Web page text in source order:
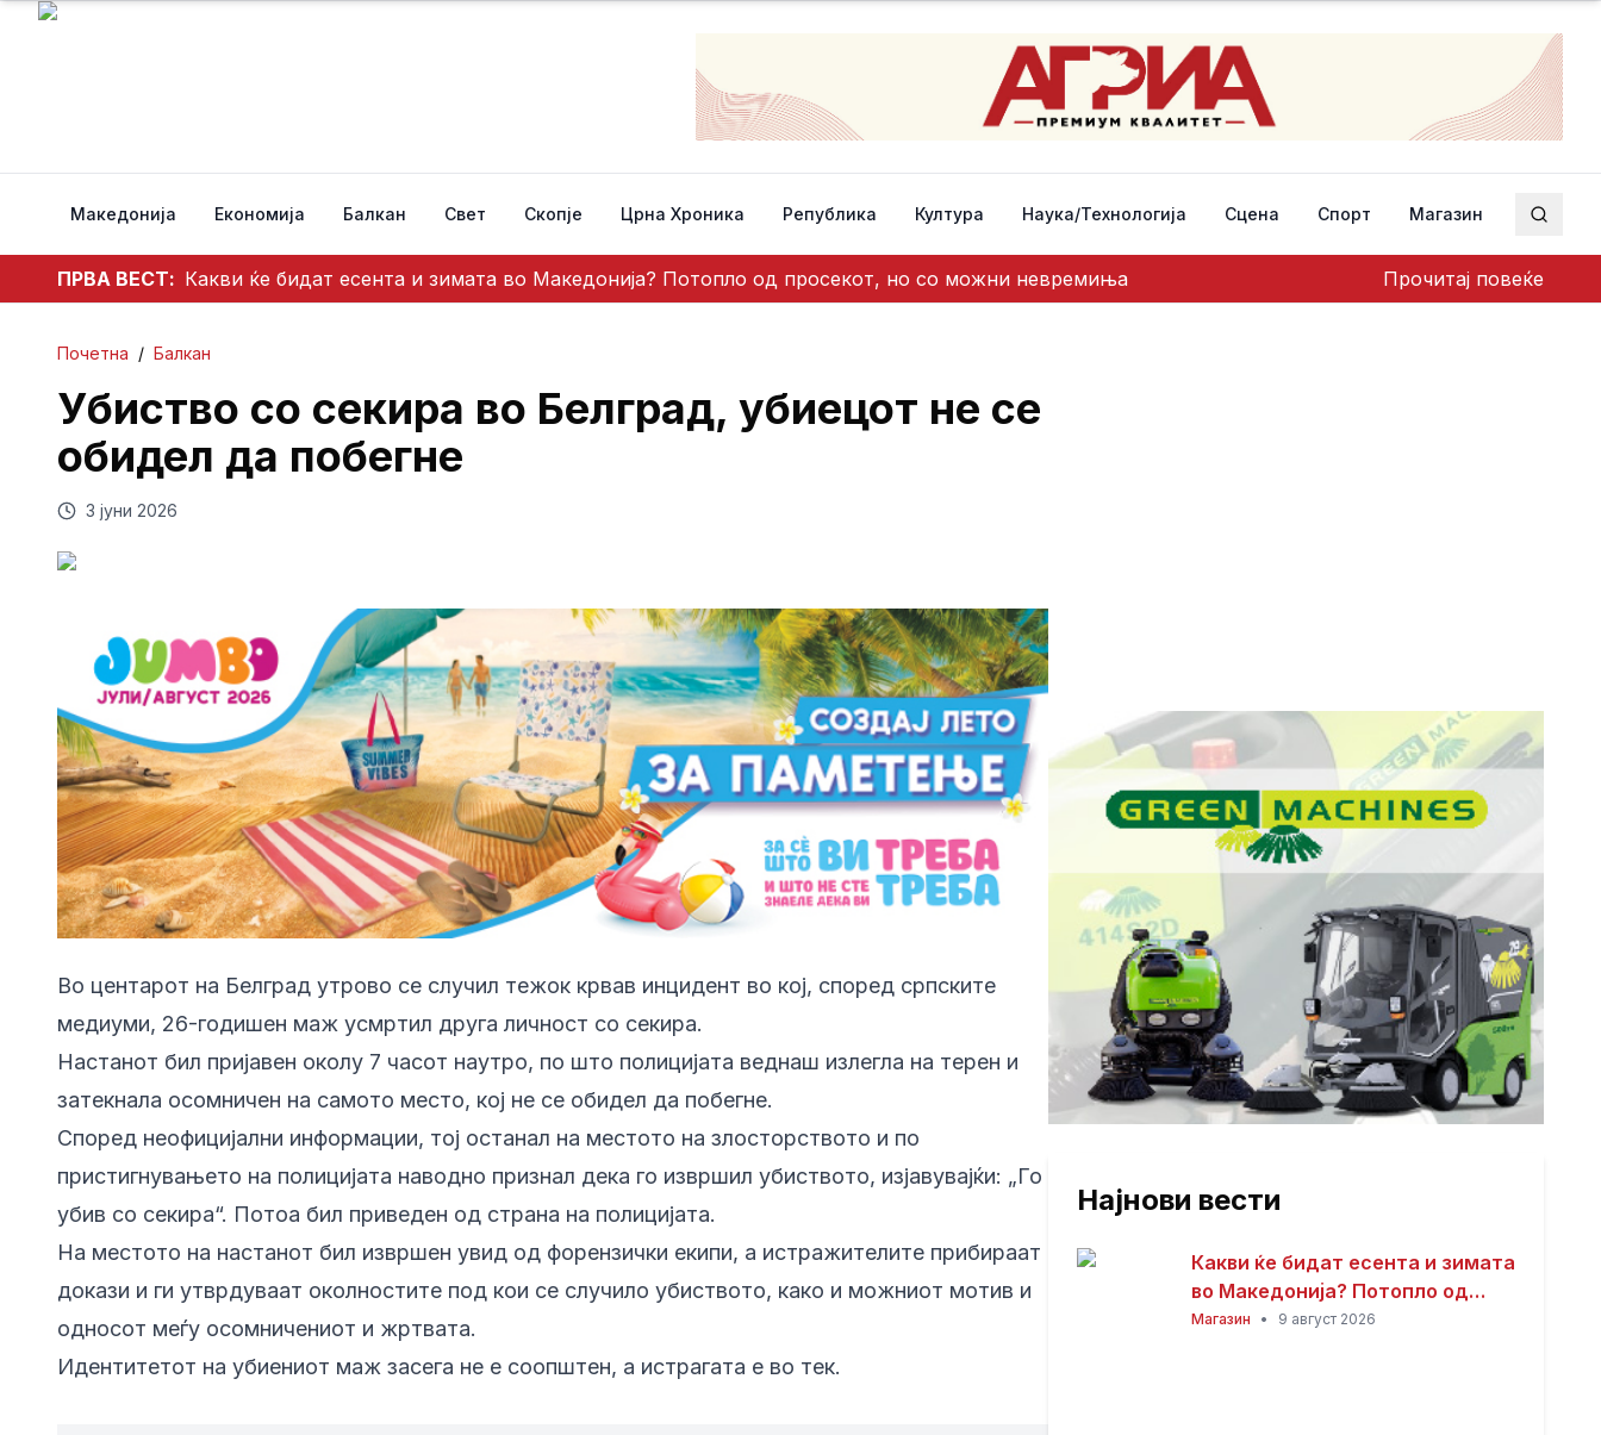
Македонија Економија Балкан Свет Скопје Црна Хроника Република Култура Наука/Технологија Сцена Спорт Магазин
ПРВА ВЕСТ: Какви ќе бидат есента и зимата во Македонија? Потопло од просекот, но со можни невремиња Прочитај повеќе
Почетна / Балкан
Убиство со секира во Белград, убиецот не се
обидел да побегне
3 јуни 2026
Во центарот на Белград утрово се случил тежок крвав инцидент во кој, според српските
медиуми, 26-годишен маж усмртил друга личност со секира.
Настанот бил пријавен околу 7 часот наутро, по што полицијата веднаш излегла на терен и
затекнала осомничен на самото место, кој не се обидел да побегне.
Според неофицијални информации, тој останал на местото на злосторството и по
пристигнувањето на полицијата наводно признал дека го извршил убиството, изјавувајќи: „Го
убив со секира“. Потоа бил приведен од страна на полицијата.
На местото на настанот бил извршен увид од форензички екипи, а истражителите прибираат
докази и ги утврдуваат околностите под кои се случило убиството, како и можниот мотив и
односот меѓу осомничениот и жртвата.
Идентитетот на убиениот маж засега не е соопштен, а истрагата е во тек.
Најнови вести
Какви ќе бидат есента и зимата
во Македонија? Потопло од
просекот, но со можни
Магазин • 9 август 2026